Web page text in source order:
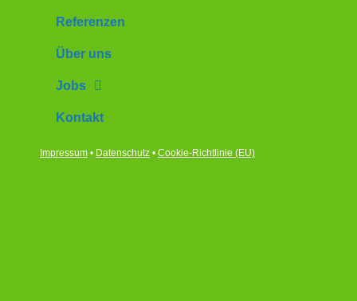
Referenzen
Über uns
Jobs
Kontakt
Impressum • Datenschutz • Cookie-Richtlinie (EU)